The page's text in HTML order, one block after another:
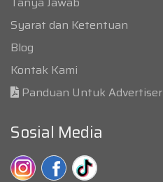
Syarat dan Ketentuan
Blog
Kontak Kami
Panduan Untuk Advertiser
Sosial Media